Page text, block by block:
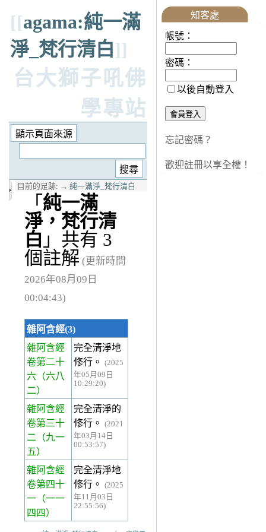
[[agama:純一滿
淨_梵行清白]]
台大獅子吼佛
學專站
目前的足跡: → 純一滿淨_梵行清白
「 純一滿
淨，梵行清
白 」共有 3
個註解 (更新時間
2026年08月09日
00:04:43)
雜阿含經(3)
雜阿含經
卷第二十
六 （六八
二）
完全清淨地
修行。
(2025
年05月09日
10:29:20)
雜阿含經
卷第三十
二 （九一
五）
完全清淨的
修行。
(2021
年03月14日
00:53:57)
雜阿含經
卷第四十
一 （一一
四四）
完全清淨地
修行。
(2025
年11月03日
22:55:56)
知客處
帳號：
密碼：
以後自動登入
忘記密碼？
歡迎註冊以享全權！